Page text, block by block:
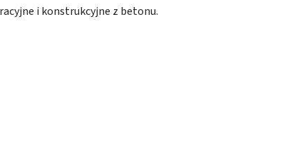
i konstrukcyjne z betonu.